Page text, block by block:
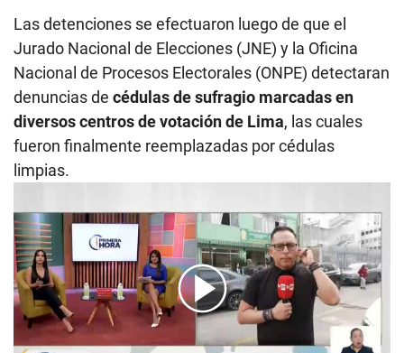
Las detenciones se efectuaron luego de que el
Jurado Nacional de Elecciones (JNE) y la Oficina
Nacional de Procesos Electorales (ONPE) detectaran
denuncias de cédulas de sufragio marcadas en
diversos centros de votación de Lima, las cuales
fueron finalmente reemplazadas por cédulas
limpias.